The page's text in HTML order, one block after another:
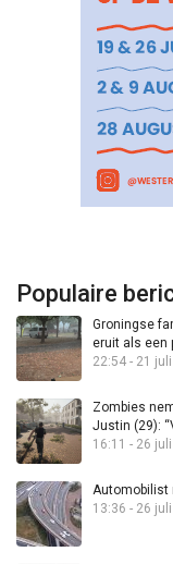
Populaire
Groningse
eruit als een
22:54 - 21 juli
Zombies
Justin (29):
16:11 - 26 juli
Automobilist
13:36 - 26 juli